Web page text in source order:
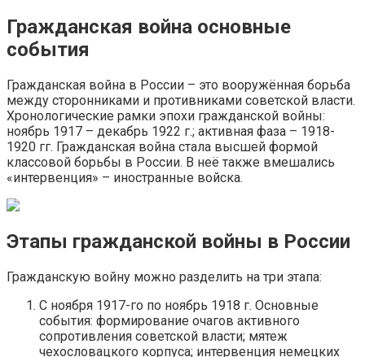
Гражданская война основные
события
Гражданская война в России – это вооружённая борьба
между сторонниками и противниками советской власти.
Хронологические рамки эпохи гражданской войны:
ноябрь 1917 – декабрь 1922 г.; активная фаза – 1918-
1920 гг. Гражданская война стала высшей формой
классовой борьбы в России. В неё также вмешались
«интервенция» – иностранные войска.
Этапы гражданской войны в России
Гражданскую войну можно разделить на три этапа:
С ноября 1917-го по ноябрь 1918 г. Основные
события: формирование очагов активного
сопротивления советской власти; мятеж
чехословацкого корпуса; интервенция немецких